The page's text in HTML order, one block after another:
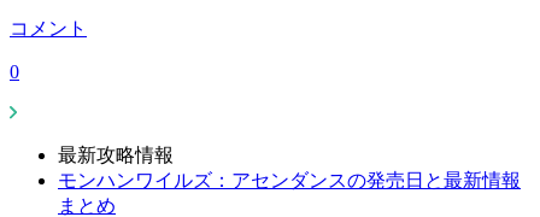
コメント
0
最新攻略情報
モンハンワイルズ：アセンダンスの発売日と最新情報
まとめ